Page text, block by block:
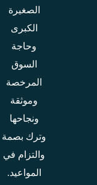
الصغيرة
الكبرى
وحاجة
السوق
المرخصة
وموثقة
ونجاحها
وترك بصمة
والتزام في
المواعيد.